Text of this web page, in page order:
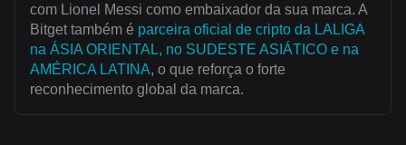
com Lionel Messi como embaixador da sua marca. A
Bitget também é parceira oficial de cripto da LALIGA
na ÁSIA ORIENTAL, no SUDESTE ASIÁTICO e na
AMÉRICA LATINA, o que reforça o forte
reconhecimento global da marca.